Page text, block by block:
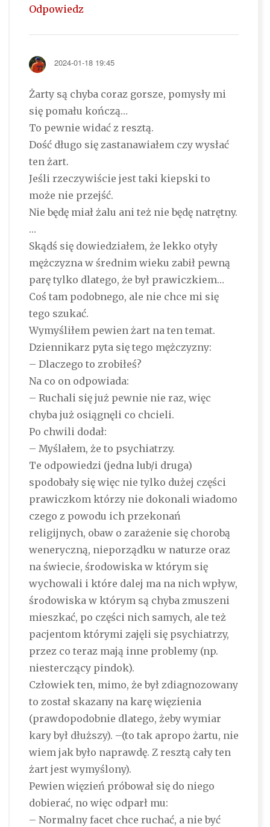
Odpowiedz
2024-01-18 19:45
Żarty są chyba coraz gorsze, pomysły mi
się pomału kończą…
To pewnie widać z resztą.
Dość długo się zastanawiałem czy wysłać
ten żart.
Jeśli rzeczywiście jest taki kiepski to
może nie przejść.
Nie będę miał żalu ani też nie będę natrętny.
…
Skądś się dowiedziałem, że lekko otyły
mężczyzna w średnim wieku zabił pewną
parę tylko dlatego, że był prawiczkiem…
Coś tam podobnego, ale nie chce mi się
tego szukać.
Wymyśliłem pewien żart na ten temat.
Dziennikarz pyta się tego mężczyzny:
– Dlaczego to zrobiłeś?
Na co on odpowiada:
– Ruchali się już pewnie nie raz, więc
chyba już osiągnęli co chcieli.
Po chwili dodał:
– Myślałem, że to psychiatrzy.
Te odpowiedzi (jedna lub/i druga)
spodobały się więc nie tylko dużej części
prawiczkom którzy nie dokonali wiadomo
czego z powodu ich przekonań
religijnych, obaw o zarażenie się chorobą
weneryczną, nieporządku w naturze oraz
na świecie, środowiska w którym się
wychowali i które dalej ma na nich wpływ,
środowiska w którym są chyba zmuszeni
mieszkać, po części nich samych, ale też
pacjentom którymi zajęli się psychiatrzy,
przez co teraz mają inne problemy (np.
niesterczący pindok).
Człowiek ten, mimo, że był zdiagnozowany
to został skazany na karę więzienia
(prawdopodobnie dlatego, żeby wymiar
kary był dłuższy). –(to tak apropo żartu, nie
wiem jak było naprawdę. Z resztą cały ten
żart jest wymyślony).
Pewien więzień próbował się do niego
dobierać, no więc odparł mu:
– Normalny facet chce ruchać, a nie być